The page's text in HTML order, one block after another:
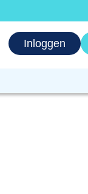
Inloggen